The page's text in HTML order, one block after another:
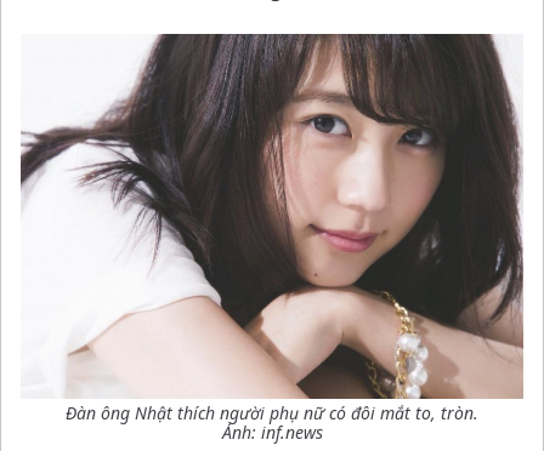
Đàn ông Nhật thích người phụ nữ có đôi mắt to, tròn.
Ảnh: inf.news